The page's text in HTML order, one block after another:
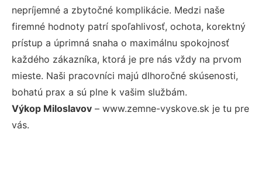
nepríjemné a zbytočné komplikácie. Medzi naše
firemné hodnoty patrí spoľahlivosť, ochota, korektný
prístup a úprimná snaha o maximálnu spokojnosť
každého zákazníka, ktorá je pre nás vždy na prvom
mieste. Naši pracovníci majú dlhoročné skúsenosti,
bohatú prax a sú plne k vašim službám.
Výkop Miloslavov – www.zemne-vyskove.sk je tu pre
vás.